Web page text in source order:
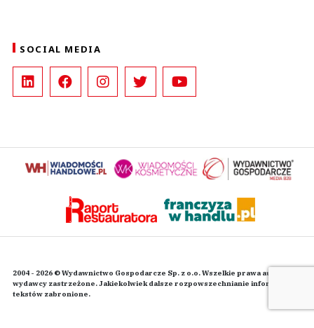
SOCIAL MEDIA
2004 - 2026 © Wydawnictwo Gospodarcze Sp. z o.o. Wszelkie prawa autorskie
wydawcy zastrzeżone. Jakiekolwiek dalsze rozpowszechnianie informacji i
tekstów zabronione.